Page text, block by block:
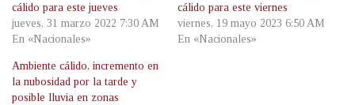
cálido para este jueves
jueves, 31 marzo 2022 7:30 AM
En «Nacionales»
cálido para este viernes
viernes, 19 mayo 2023 6:50 AM
En «Nacionales»
Ambiente cálido, incremento en
la nubosidad por la tarde y
posible lluvia en zonas